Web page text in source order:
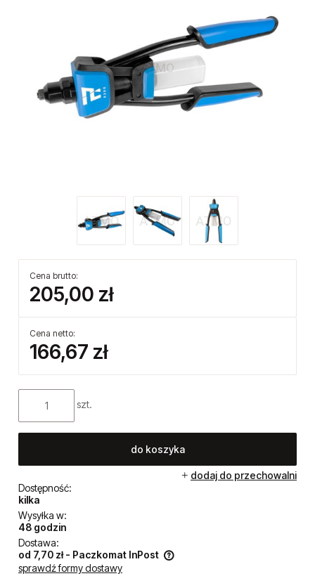
Cena brutto:
205,00 zł
Cena netto:
166,67 zł
szt.
do koszyka
dodaj do przechowalni
Dostępność:
kilka
Wysyłka w:
48 godzin
Dostawa:
od 7,70 zł - Paczkomat InPost
Cena nie zawiera ewentualnych kosztów płatności
sprawdź formy dostawy